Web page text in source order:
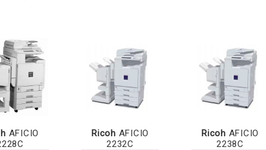
AFICIO
Ricoh AFICIO
2232C
Ricoh AFICIO
2238C